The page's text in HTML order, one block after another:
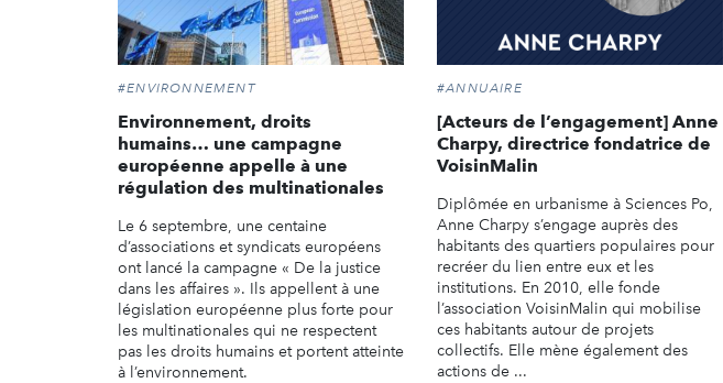
#ENVIRONNEMENT
Environnement, droits
humains… une campagne
européenne appelle à une
régulation des multinationales
Le 6 septembre, une centaine
d’associations et syndicats européens
ont lancé la campagne « De la justice
dans les affaires ». Ils appellent à une
législation européenne plus forte pour
les multinationales qui ne respectent
pas les droits humains et portent atteinte
à l’environnement.
#ANNUAIRE
[Acteurs de l’engagement] Anne
Charpy, directrice fondatrice de
VoisinMalin
Diplômée en urbanisme à Sciences Po,
Anne Charpy s’engage auprès des
habitants des quartiers populaires pour
recréer du lien entre eux et les
institutions. En 2010, elle fonde
l’association VoisinMalin qui mobilise
ces habitants autour de projets
collectifs. Elle mène également des
actions de ...